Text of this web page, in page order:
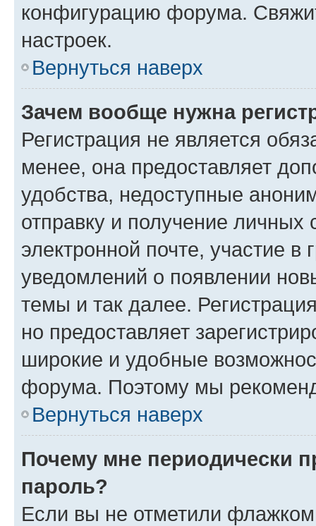
конфигурацию форума.
настроек.
Вернуться наверх
Зачем вообще нужна
Регистрация не является
менее, она предоставляет
удобства, недоступные
отправку и получение
электронной почте, участие в
уведомлений о появлении
темы и так далее.
но предоставляет
широкие и удобные
форума. Поэтому мы
Вернуться наверх
Почему мне периодически
пароль?
Если вы не отметили флажком